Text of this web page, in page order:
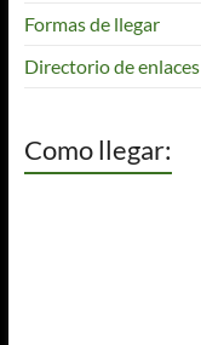
Formas de llegar
Directorio de enlaces
Como llegar: